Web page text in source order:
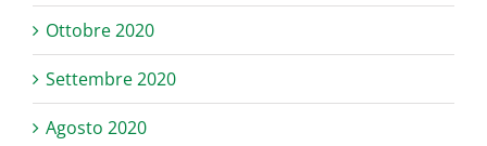
Ottobre 2020
Settembre 2020
Agosto 2020